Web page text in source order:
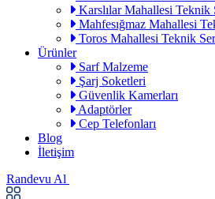
Karslılar Mahallesi Teknik
Mahfesığmaz Mahallesi
Toros Mahallesi Teknik
Ürünler
Sarf Malzeme
Şarj Soketleri
Güvenlik Kamerları
Adaptörler
Cep Telefonları
Blog
İletişim
Randevu Al